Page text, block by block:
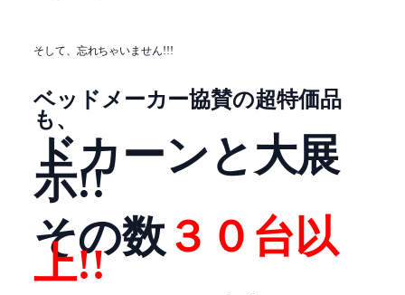
そして、忘れちゃいません!!!
ベッドメーカー協賛の超特価品
も、
ドカーンと大展
示!!
その数 ３０台以
上!!